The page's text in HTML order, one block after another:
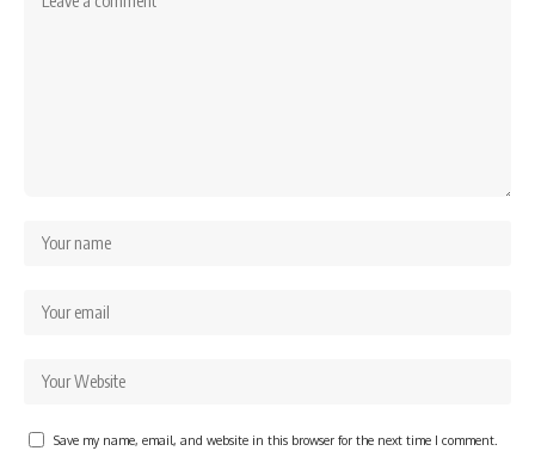
Save my name, email, and website in this browser for the next time I comment.